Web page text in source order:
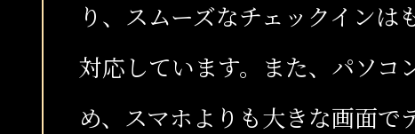
り、スムーズなチェックインは
対応しています。また、パソコ
め、スマホよりも大きな画面で